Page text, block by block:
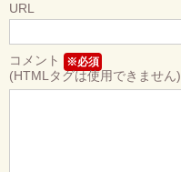
URL
コメント ※必須
(HTMLタグは使用できません)